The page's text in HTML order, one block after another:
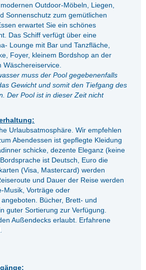
Outdoor-Möbeln, Liegen,
Sonnenschutz zum gemütlichen
erwartet Sie ein schönes
Das Schiff verfügt über eine
Lounge mit Bar und Tanzfläche,
Foyer, kleinem Bordshop an der
Wäschereiservice.
muss der Pool gegebenenfalls
Gewicht und somit den Tiefgang des
Der Pool ist in dieser Zeit nicht
Urlaubsatmosphäre. Wir empfehlen
Abendessen ist gepflegte Kleidung
schicke, dezente Eleganz (keine
ist Deutsch, Euro die
(Visa, Mastercard) werden
und Dauer der Reise werden
Musik, Vorträge oder
Bücher, Brett- und
guter Sortierung zur Verfügung.
Außendecks erlaubt. Erfahrene